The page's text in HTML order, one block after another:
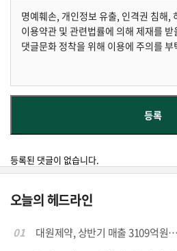
등록된 댓글이 없습니다.
오늘의 헤드라인
01
대원제약, 상반기 매출 3109억원